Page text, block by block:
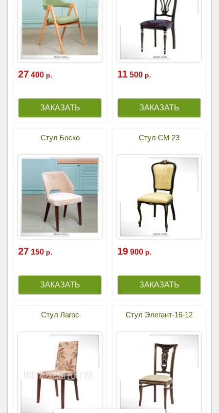
27 400 р. 11 500 р.
Стул Боско
27 150 р.
Стул СМ 23
19 900 р.
Стул Лагос Стул Элегант-16-12